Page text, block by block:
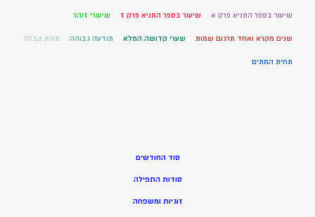
שיעור בספר התניא פרק א שיעור בספר התניא פרק ז שיעורי זוהר
שנים מקרא ואחד תרגום שמות שערי קדושה המלא תודעה גבוהה תורת קבלה
תחית המתים
סוד החודשים
סודות התפילה
זוגיות ומשפחה